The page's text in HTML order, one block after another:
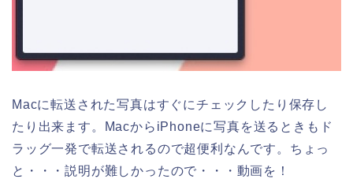
Macに転送された写真はすぐにチェックしたり保存し
たり出来ます。MacからiPhoneに写真を送るときもド
ラッグ一発で転送されるので超便利なんです。ちょっ
と・・・説明が難しかったので・・・動画を！